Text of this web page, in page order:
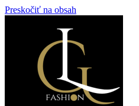
Preskočiť na obsah